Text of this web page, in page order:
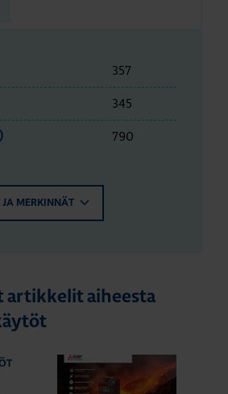
357
345
790
JA MERKINNÄT
artikkelit aiheesta